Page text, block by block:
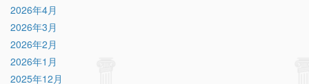
2026年4月
2026年3月
2026年2月
2026年1月
2025年12月